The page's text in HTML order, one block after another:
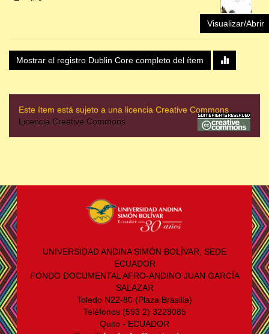
Visualizar/Abrir
Mostrar el registro Dublin Core completo del ítem
Este ítem está sujeto a una licencia Creative Commons
Licencia Creative Commons
UNIVERSIDAD ANDINA SIMÓN BOLÍVAR, SEDE
ECUADOR
FONDO DOCUMENTAL AFRO-ANDINO JUAN GARCÍA
SALAZAR
Toledo N22-80 (Plaza Brasilia)
Teléfonos (593 2) 3228085
Quito - ECUADOR